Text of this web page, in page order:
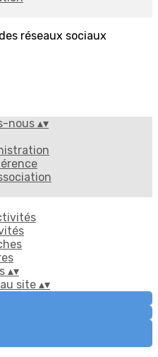
réseaux sociaux
nous ▴▾
▴▾
site ▴▾